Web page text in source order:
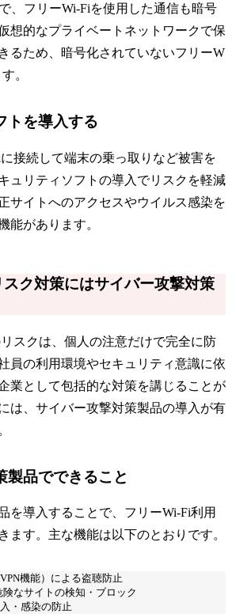
、フリーWi-Fiを使用した通信も暗号
想的なプライベートネットワークで保
るため、暗号化されていないフリーW
。
トを導入する
接続して端末の乗っ取りなど被害を
ュリティソフトの導入でリスクを軽減
サイトへのアクセスやウイルス感染を
能があります。
ク対策にはサイバー攻撃対策
スクは、個人の注意だけで完全に防
員の利用環境やセキュリティ意識に依
業として包括的な対策を講じることが
は、サイバー攻撃対策製品の導入が有
製品でできること
を導入することで、フリーWi-Fi利用
ます。主な機能は以下のとおりです。
機能）による盗聴防止
なサイトの検知・ブロック
・感染の防止